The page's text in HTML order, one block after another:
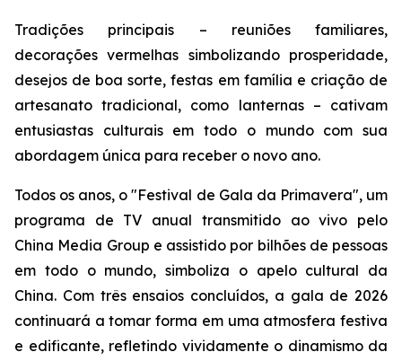
Tradições principais – reuniões familiares,
decorações vermelhas simbolizando prosperidade,
desejos de boa sorte, festas em família e criação de
artesanato tradicional, como lanternas – cativam
entusiastas culturais em todo o mundo com sua
abordagem única para receber o novo ano.
Todos os anos, o "Festival de Gala da Primavera", um
programa de TV anual transmitido ao vivo pelo
China Media Group e assistido por bilhões de pessoas
em todo o mundo, simboliza o apelo cultural da
China. Com três ensaios concluídos, a gala de 2026
continuará a tomar forma em uma atmosfera festiva
e edificante, refletindo vividamente o dinamismo da